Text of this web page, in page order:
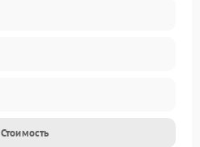
Стоимость